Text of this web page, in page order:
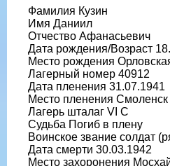
Фамилия Кузин
Имя Даниил
Отчество Афанасьевич
Дата рождения/Возраст
Место рождения
Лагерный номер 40912
Дата пленения 31.07.1941
Место пленения Смоленск
Лагерь шталаг VI C
Судьба Погиб в плену
Воинское звание солдат
Дата смерти 30.03.1942
Место захоронения